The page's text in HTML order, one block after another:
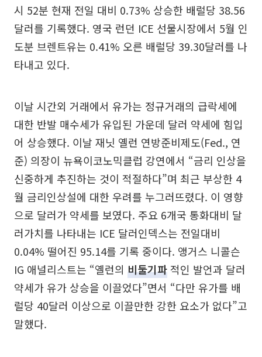
시 52분 현재 전일 대비 0.73% 상승한 배럴당 38.56
달러를 기록했다. 영국 런던 ICE 선물시장에서 5월 인
도분 브렌트유는 0.41% 오른 배럴당 39.30달러를 나
타내고 있다.
이날 시간외 거래에서 유가는 정규거래의 급락세에
대한 반발 매수세가 유입된 가운데 달러 약세에 힘입
어 상승했다. 이날 재닛 옐런 연방준비제도(Fed., 연
준) 의장이 뉴욕이코노믹클럽 강연에서 “금리 인상을
신중하게 추진하는 것이 적절하다”며 최근 부상한 4
월 금리인상설에 대한 우려를 누그러뜨렸다. 이 영향
으로 달러가 약세를 보였다. 주요 6개국 통화대비 달
러가치를 나타내는 ICE 달러인덱스는 전일대비
0.04% 떨어진 95.14를 기록 중이다. 앵거스 니콜슨
IG 애널리스트는 “옐런의 비둘기파 적인 발언과 달러
약세가 유가 상승을 이끌었다”면서 “다만 유가를 배
럴당 40달러 이상으로 이끌만한 강한 요소가 없다”고
말했다.